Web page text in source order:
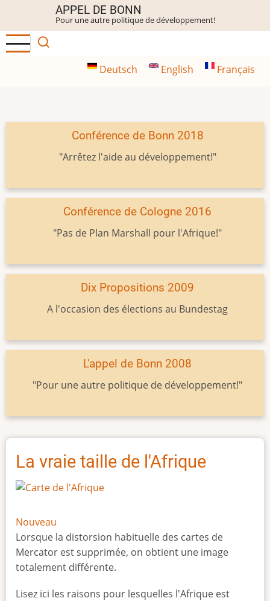
contenu
principal
APPEL DE BONN
Pour une autre politique de développement!
Deutsch English Français
Conférence de Bonn 2018
"Arrêtez l'aide au développement!"
Conférence de Cologne 2016
"Pas de Plan Marshall pour l'Afrique!"
Dix Propositions 2009
A l'occasion des élections au Bundestag
L'appel de Bonn 2008
"Pour une autre politique de développement!"
La vraie taille de l'Afrique
Nouveau
Lorsque la distorsion habituelle des cartes de
Mercator est supprimée, on obtient une image
totalement différente.
Lisez ici les raisons pour lesquelles l'Afrique est